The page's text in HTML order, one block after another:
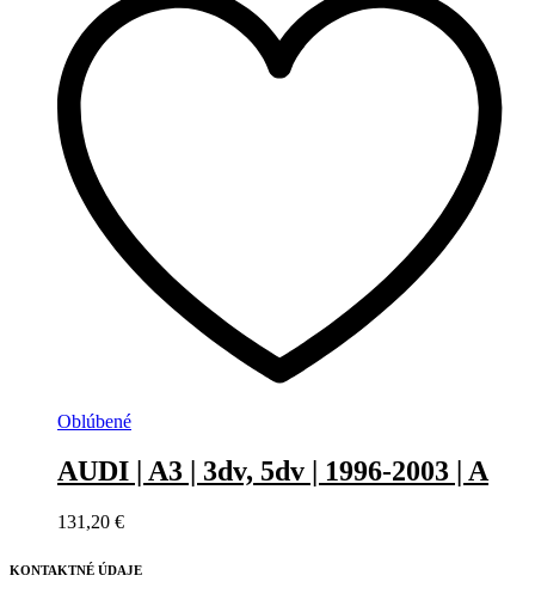
Oblúbené
AUDI | A3 | 3dv, 5dv | 1996-2003 | A
131,20 €
KONTAKTNÉ ÚDAJE